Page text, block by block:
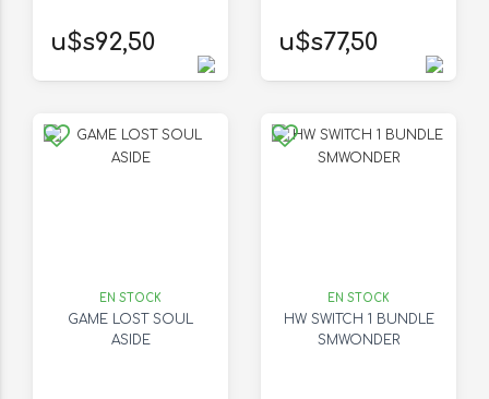
u$s92,50 u$s77,50
EN STOCK
GAME LOST SOUL
ASIDE
EN STOCK
HW SWITCH 1 BUNDLE
SMWONDER